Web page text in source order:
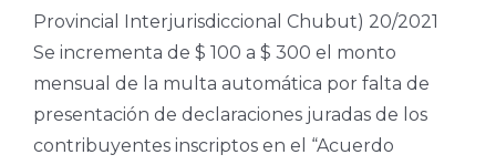
Provincial Interjurisdiccional Chubut) 20/2021
Se incrementa de $ 100 a $ 300 el monto
mensual de la multa automática por falta de
presentación de declaraciones juradas de los
contribuyentes inscriptos en el “Acuerdo